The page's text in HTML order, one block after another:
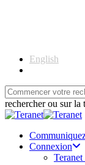
English
rechercher ou sur
Close
Connexion